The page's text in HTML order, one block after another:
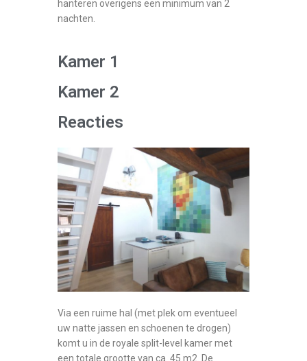
hanteren overigens een minimum van 2
nachten.
Kamer 1
Kamer 2
Reacties
Via een ruime hal (met plek om eventueel
uw natte jassen en schoenen te drogen)
komt u in de royale split-level kamer met
een totale grootte van ca. 45 m2. De